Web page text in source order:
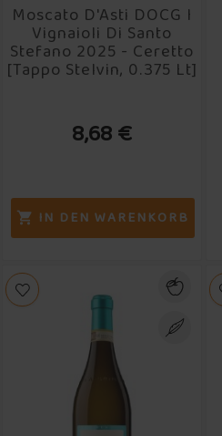
Moscato D'Asti DOCG I
Vignaioli Di Santo
Stefano 2025 - Ceretto
[Tappo Stelvin, 0.375 Lt]
8,68 €
 IN DEN WARENKORB